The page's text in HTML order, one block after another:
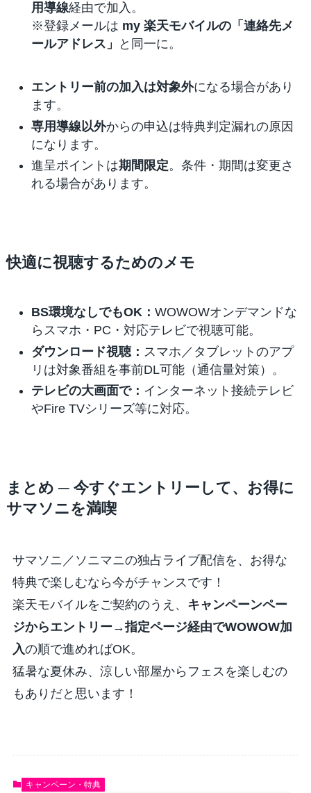
用導線経由で加入。
※登録メールは my 楽天モバイルの「連絡先メ
ールアドレス」
と同一に。
エントリー前の加入は対象外になる場合があり
ます。
専用導線以外からの申込は特典判定漏れの原因
になります。
進呈ポイントは期間限定。条件・期間は変更さ
れる場合があります。
快適に視聴するためのメモ
BS環境なしでもOK： WOWOWオンデマンドな
らスマホ・PC・対応テレビで視聴可能。
ダウンロード視聴： スマホ／タブレットのアプ
リは対象番組を事前DL可能（通信量対策）。
テレビの大画面で： インターネット接続テレビ
やFire TVシリーズ等に対応。
まとめ ─ 今すぐエントリーして、お得に
サマソニを満喫
サマソニ／ソニマニの独占ライブ配信を、お得な
特典で楽しむなら今がチャンスです！
楽天モバイルをご契約のうえ、 キャンペーンペー
ジからエントリー→指定ページ経由でWOWOW加
入の順で進めればOK。
猛暑な夏休み、涼しい部屋からフェスを楽しむの
もありだと思います！
キャンペーン・特典